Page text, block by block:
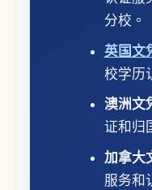
分校。
英国文
校学历
澳洲文
证和归
加拿大
服务和